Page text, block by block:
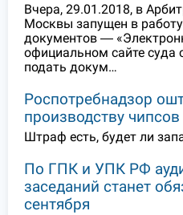
Вчера, 29.01.2018, в
Москвы запущен в
документов ―
официальном сайте суда
подать докум…
Роспотребнадзор
производству чипсов
Штраф есть, будет ли
По ГПК и УПК РФ
заседаний станет
сентября